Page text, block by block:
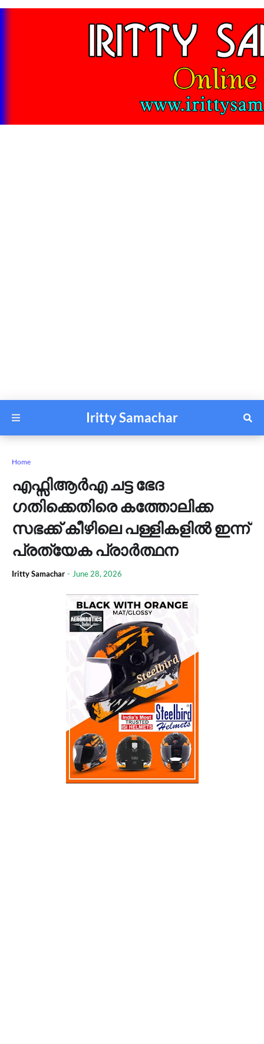
Iritty Samachar
Home
എഫ്സിആർഎ ചട്ട ഭേദ​
ഗതിക്കെതിരെ കത്തോലിക്ക
സഭക്ക് കീഴിലെ പള്ളികളിൽ ഇന്ന്
പ്രത്യേക പ്രാർത്ഥന
Iritty Samachar - June 28, 2026